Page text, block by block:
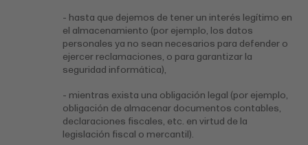
- hasta que dejemos de tener un interés legítimo en
el almacenamiento (por ejemplo, los datos
personales ya no sean necesarios para defender o
ejercer reclamaciones, o para garantizar la
seguridad informática),
- mientras exista una obligación legal (por ejemplo,
obligación de almacenar documentos contables,
declaraciones fiscales, etc. en virtud de la
legislación fiscal o mercantil).